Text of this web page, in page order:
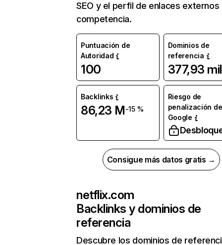
SEO y el perfil de enlaces externos
competencia.
Puntuación de
Autoridad
100
Dominios de
referencia
377,93 mil
Backlinks
86,23 M-15 %
Riesgo de
penalización de
Google
Consigue más datos gratis →
netflix.com
Backlinks y dominios de
referencia
Descubre los dominios de